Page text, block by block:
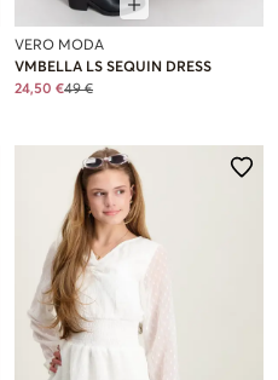
VERO MODA
VMBELLA LS SEQUIN DRESS
24,50 €49 €